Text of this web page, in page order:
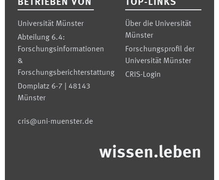
BETRIEBEN VON
Universität Münster
Abteilung 6.4:
Forschungsinformationen
&
Forschungsberichterstattung
Domplatz 6-7 | 48143
Münster
cris@uni-muenster.de
TOP-LINKS
Über die Universität
Münster
Forschungsprofil der
Universität Münster
CRIS-Login
wissen.leben